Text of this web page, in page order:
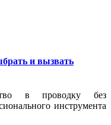
и вызвать
в проводку без
инструмента